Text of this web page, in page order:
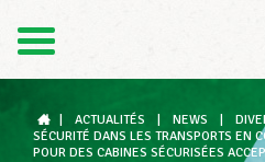
ACTUALITÉS NEWS
SÉCURITÉ DANS LES TRANSPORTS EN
POUR DES CABINES SÉCURISÉES